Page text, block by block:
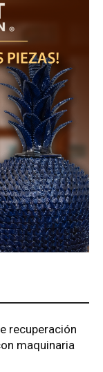
recuperación
maquinaria